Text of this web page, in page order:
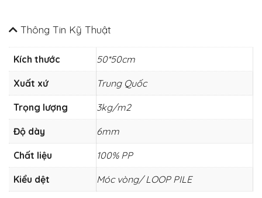
Thông Tin Kỹ Thuật
Kích thước 50*50cm
Xuất xứ Trung Quốc
Trọng lượng 3kg/m2
Độ dày 6mm
Chất liệu 100% PP
Kiểu dệt Móc vòng/ LOOP PILE